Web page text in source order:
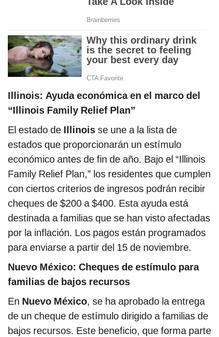
Illinois: Ayuda económica en el marco del
“Illinois Family Relief Plan”
El estado de Illinois se une a la lista de
estados que proporcionarán un estímulo
económico antes de fin de año. Bajo el “Illinois
Family Relief Plan,” los residentes que cumplen
con ciertos criterios de ingresos podrán recibir
cheques de $200 a $400. Esta ayuda está
destinada a familias que se han visto afectadas
por la inflación. Los pagos están programados
para enviarse a partir del 15 de noviembre.
Nuevo México: Cheques de estímulo para
familias de bajos recursos
En Nuevo México, se ha aprobado la entrega
de un cheque de estímulo dirigido a familias de
bajos recursos. Este beneficio, que forma parte